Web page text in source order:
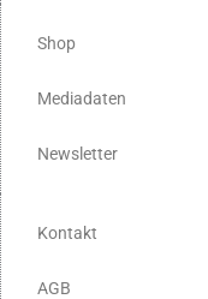
Shop
Mediadaten
Newsletter
Kontakt
AGB